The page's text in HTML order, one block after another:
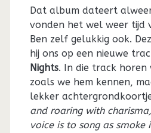
Dat album dateert
vonden het wel weer tijd
Ben zelf gelukkig ook.
hij ons op een nieuwe
Nights. In die track horen
zoals we hem kennen,
lekker
and roaring with
voice is to song as smoke